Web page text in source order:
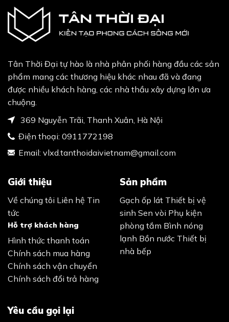
Tân Thời Đại tự hào là nhà phân phối hàng đầu các sản
phẩm mang các thương hiệu khác nhau đã và đang
được nhiều khách hàng, các nhà thầu xây dựng lớn ưa
chuộng.
369 Nguyễn Trãi, Thanh Xuân, Hà Nội
Điện thoại: 0911772198
Email: vlxd.tanthoidaivietnam@gmail.com
Giới thiệu
Về chúng tôi Liên hệ Tin
tức
Hỗ trợ khách hàng
Hình thức thanh toán
Chính sách mua hàng
Chính sách vận chuyển
Chính sách đổi trả hàng
Sản phẩm
Gạch ốp lát Thiết bị vệ
sinh Sen vòi Phụ kiện
phòng tắm Bình nóng
lạnh Bồn nước Thiết bị
nhà bếp
Yêu cầu gọi lại